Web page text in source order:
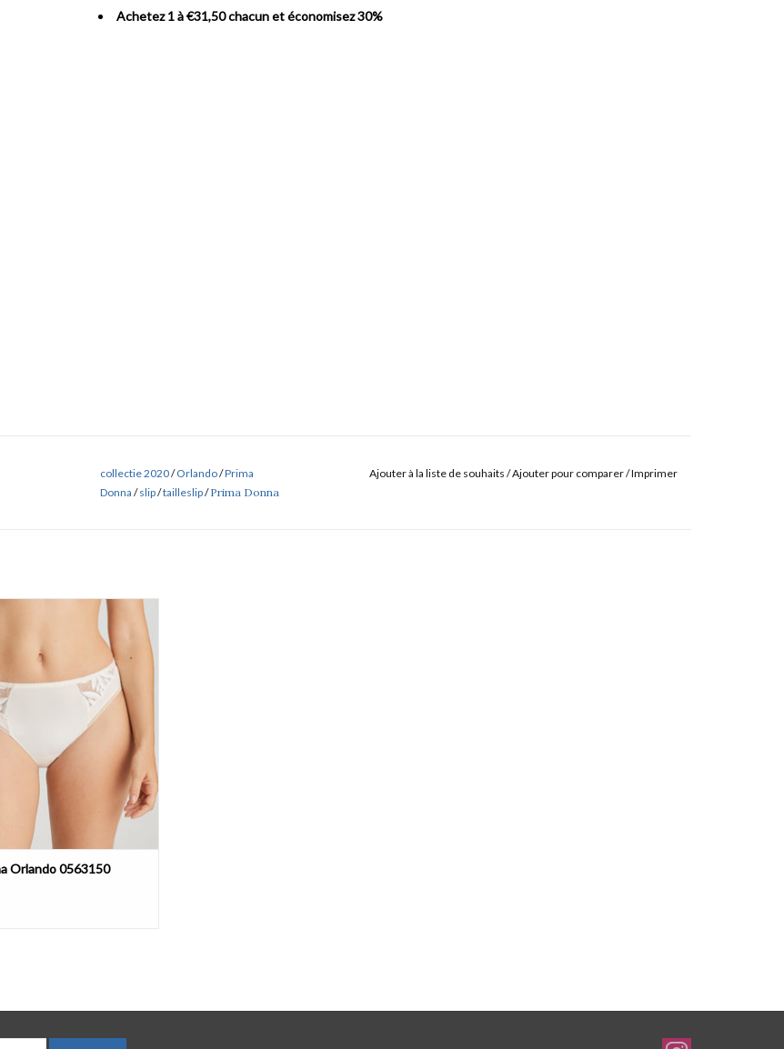
Achetez 1 à €31,50 chacun et économisez 30%
collectie 2020/Orlando/Prima
Donna /slip/tailleslip/Prima Donna
Ajouter à la liste de souhaits /Ajouter pour comparer/Imprimer
Orlando 0563150
Orlando 0563150